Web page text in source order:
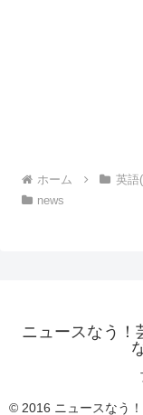
ホーム 英語
news
ニュースなう！
© 2016 ニュースなう